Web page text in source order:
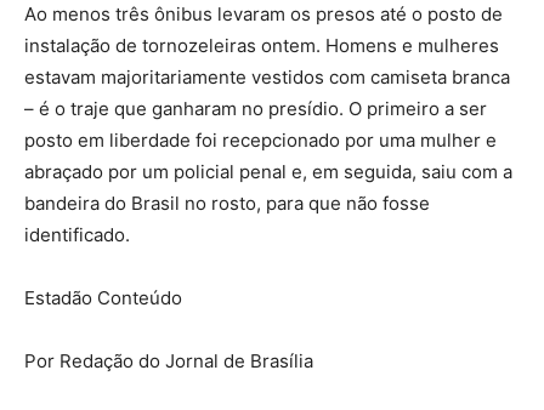
Ao menos três ônibus levaram os presos até o posto de
instalação de tornozeleiras ontem. Homens e mulheres
estavam majoritariamente vestidos com camiseta branca
– é o traje que ganharam no presídio. O primeiro a ser
posto em liberdade foi recepcionado por uma mulher e
abraçado por um policial penal e, em seguida, saiu com a
bandeira do Brasil no rosto, para que não fosse
identificado.
Estadão Conteúdo
Por Redação do Jornal de Brasília